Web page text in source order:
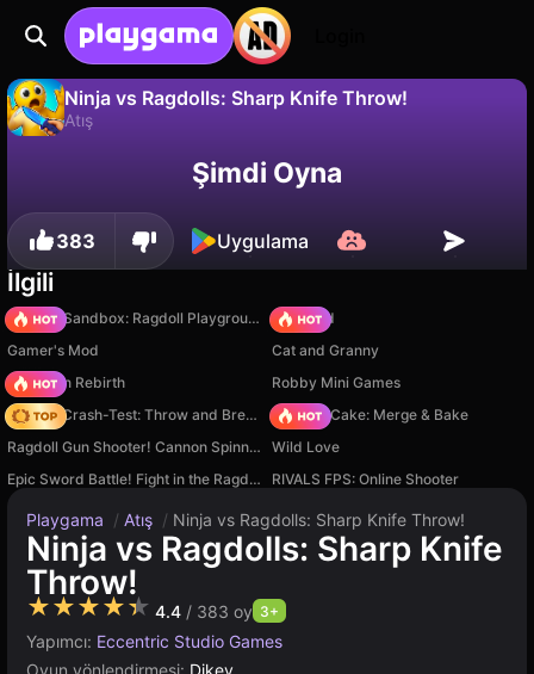
Ninja vs Ragdolls: Sharp Knife Throw!
Atış
İlerlemeyi kaydet! Hayır
Şimdi Oyna
383 Uygulama
İlgili
Sprunki Sandbox: Ragdoll Playground Mode
TB World
Gamer's Mod
Cat and Granny
Stickman Rebirth
Robby Mini Games
Ragdoll Crash-Test: Throw and Break!
Piece of Cake: Merge & Bake
Ragdoll Gun Shooter! Cannon Spinner Playground
Wild Love
Epic Sword Battle! Fight in the Ragdoll Arena!
RIVALS FPS: Online Shooter
Playgama / Atış / Ninja vs Ragdolls: Sharp Knife Throw!
Ninja vs Ragdolls: Sharp Knife
Throw!
★★★★★ 4.4 / 383 oy 3+
Yapımcı: Eccentric Studio Games
Oyun yönlendirmesi: Dikey